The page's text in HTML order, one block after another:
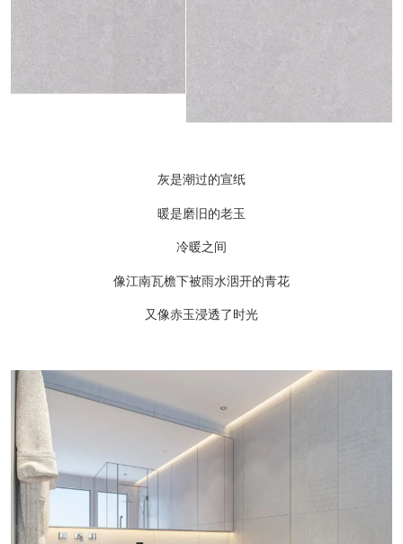
灰是潮过的宣纸
暖是磨旧的老玉
冷暖之间
像江南瓦檐下被雨水洇开的青花
又像赤玉浸透了时光